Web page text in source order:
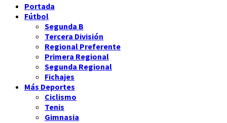
Portada
Fútbol
Segunda B
Tercera División
Regional Preferente
Primera Regional
Segunda Regional
Fichajes
Más Deportes
Ciclismo
Tenis
Gimnasia